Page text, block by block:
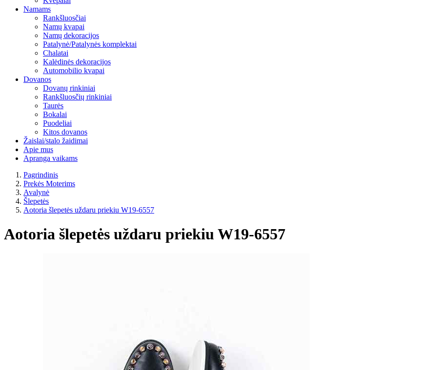
Namams
Rankšluosčiai
Namų kvapai
Namų dekoracijos
Patalynė/Patalynės komplektai
Chalatai
Kalėdinės dekoracijos
Automobilio kvapai
Dovanos
Dovanų rinkiniai
Rankšluosčių rinkiniai
Taurės
Bokalai
Puodeliai
Kitos dovanos
Žaislai/stalo žaidimai
Apie mus
Apranga vaikams
Pagrindinis
Prekės Moterims
Avalynė
Šlepetės
Aotoria šlepetės uždaru priekiu W19-6557
Aotoria šlepetės uždaru priekiu W19-6557